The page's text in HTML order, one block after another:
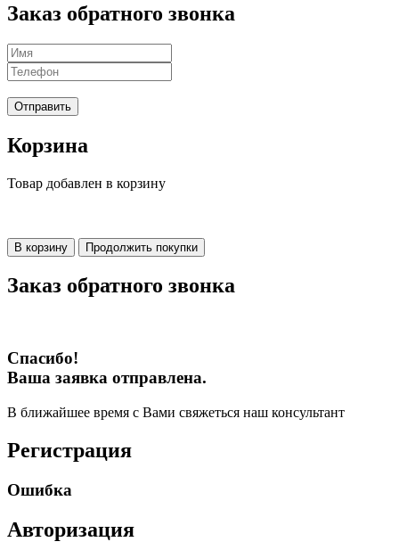
Заказ обратного звонка
Отправить
Корзина
Товар добавлен в корзину
В корзину Продолжить покупки
Заказ обратного звонка
Спасибо!
Ваша заявка отправлена.
В ближайшее время с Вами свяжеться наш консультант
Регистрация
Ошибка
Авторизация